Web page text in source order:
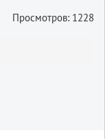
Просмотров: 1228